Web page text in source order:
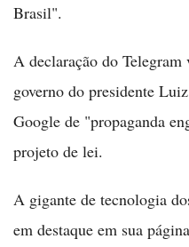
Brasil".
A declaração do Telegram
governo do presidente
Google de "propaganda
projeto de lei.
A gigante de tecnologia
em destaque em sua